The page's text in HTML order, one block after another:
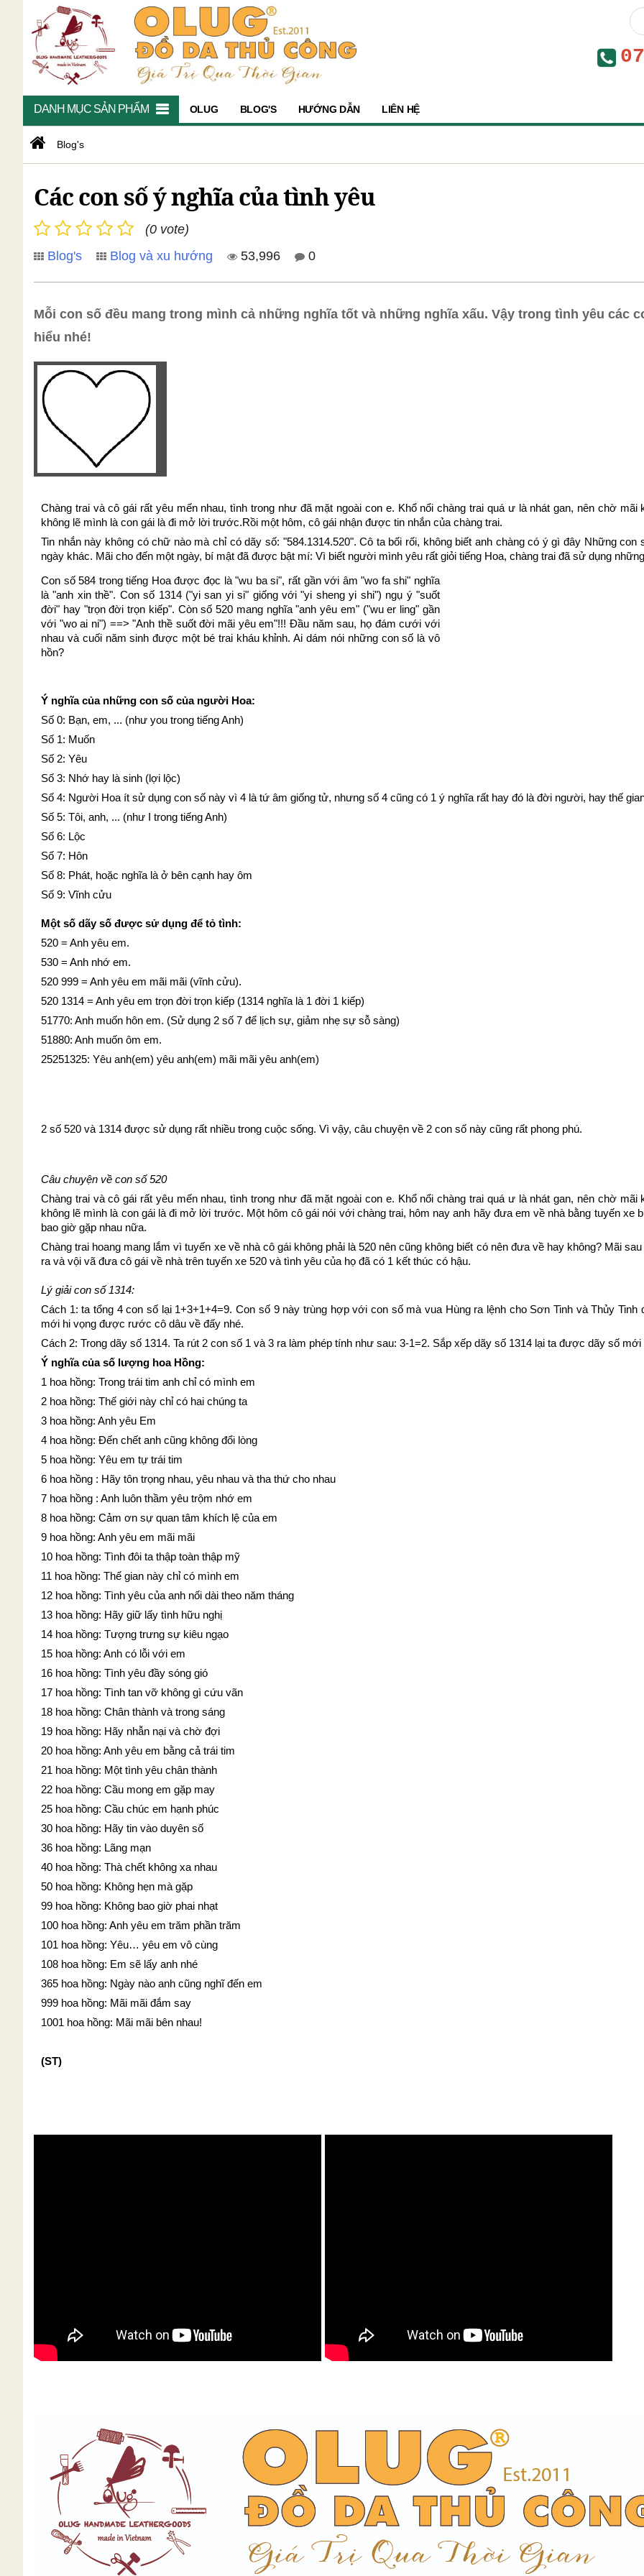
DANH MỤC SẢN PHẨM OLUG BLOG'S HƯỚNG DẪN LIÊN HỆ
Blog's
Các con số ý nghĩa của tình yêu
(0 vote)
Blog's
Blog và xu hướng 53,996 0
Mỗi con số đều mang trong mình cả những nghĩa tốt và những nghĩa xấu. Vậy trong tình yêu các
hiểu nhé!
Chàng trai và cô gái rất yêu mến nhau, tình trong như đã mặt ngoài con e. Khổ nổi chàng trai quá ư là nhát gan, nên chờ
không lẽ mình là con gái là đi mở lời trước.Rồi một hôm, cô gái nhận được tin nhắn của chàng trai.
Tin nhắn này không có chữ nào mà chỉ có dãy số: "584.1314.520". Cô ta bối rối, không biết anh chàng có ý gì đây Những
ngày khác. Mãi cho đến một ngày, bí mật đã được bật mí: Vì biết người mình yêu rất giỏi tiếng Hoa, chàng trai đã sử dụng
Con số 584 trong tiếng Hoa được đọc là "wu ba si", rất gần với âm "wo fa shi" nghĩa
là "anh xin thề". Con số 1314 ("yi san yi si" giống với "yi sheng yi shi") ngụ ý "suốt
đời" hay "trọn đời trọn kiếp". Còn số 520 mang nghĩa "anh yêu em" ("wu er ling" gần
với "wo ai ni") ==> "Anh thề suốt đời mãi yêu em"!!! Đầu năm sau, họ đám cưới với
nhau và cuối năm sinh được một bé trai kháu khỉnh. Ai dám nói những con số là vô
hồn?
Ý nghĩa của những con số của người Hoa:
Số 0: Bạn, em, ... (như you trong tiếng Anh)
Số 1: Muốn
Số 2: Yêu
Số 3: Nhớ hay là sinh (lợi lộc)
Số 4: Người Hoa ít sử dụng con số này vì 4 là tứ âm giống tử, nhưng số 4 cũng có 1 ý nghĩa rất hay đó là đời người, hay thế
Số 5: Tôi, anh, ... (như I trong tiếng Anh)
Số 6: Lộc
Số 7: Hôn
Số 8: Phát, hoặc nghĩa là ở bên cạnh hay ôm
Số 9: Vĩnh cửu
Một số dãy số được sử dụng để tỏ tình:
520 = Anh yêu em.
530 = Anh nhớ em.
520 999 = Anh yêu em mãi mãi (vĩnh cửu).
520 1314 = Anh yêu em trọn đời trọn kiếp (1314 nghĩa là 1 đời 1 kiếp)
51770: Anh muốn hôn em. (Sử dụng 2 số 7 để lịch sự, giảm nhẹ sự sỗ sàng)
51880: Anh muốn ôm em.
25251325: Yêu anh(em) yêu anh(em) mãi mãi yêu anh(em)
2 số 520 và 1314 được sử dụng rất nhiều trong cuộc sống. Vì vậy, câu chuyện về 2 con số này cũng rất phong phú.
Câu chuyện về con số 520
Chàng trai và cô gái rất yêu mến nhau, tình trong như đã mặt ngoài con e. Khổ nổi chàng trai quá ư là nhát gan, nên chờ
không lẽ mình là con gái là đi mở lời trước. Một hôm cô gái nói với chàng trai, hôm nay anh hãy đưa em về nhà bằng tuyến xe
bao giờ gặp nhau nữa.
Chàng trai hoang mang lắm vì tuyến xe về nhà cô gái không phải là 520 nên cũng không biết có nên đưa về hay không? Mãi
ra và vội vã đưa cô gái về nhà trên tuyến xe 520 và tình yêu của họ đã có 1 kết thúc có hậu.
Lý giải con số 1314:
Cách 1: ta tổng 4 con số lại 1+3+1+4=9. Con số 9 này trùng hợp với con số mà vua Hùng ra lệnh cho Sơn Tinh và Thủy
mới hi vọng được rước cô dâu về đấy nhé.
Cách 2: Trong dãy số 1314. Ta rút 2 con số 1 và 3 ra làm phép tính như sau: 3-1=2. Sắp xếp dãy số 1314 lại ta được dãy số
Ý nghĩa của số lượng hoa Hồng:
1 hoa hồng: Trong trái tim anh chỉ có mình em
2 hoa hồng: Thế giới này chỉ có hai chúng ta
3 hoa hồng: Anh yêu Em
4 hoa hồng: Đến chết anh cũng không đổi lòng
5 hoa hồng: Yêu em tự trái tim
6 hoa hồng : Hãy tôn trọng nhau, yêu nhau và tha thứ cho nhau
7 hoa hồng : Anh luôn thầm yêu trộm nhớ em
8 hoa hồng: Cảm ơn sự quan tâm khích lệ của em
9 hoa hồng: Anh yêu em mãi mãi
10 hoa hồng: Tình đôi ta thập toàn thập mỹ
11 hoa hồng: Thế gian này chỉ có mình em
12 hoa hồng: Tình yêu của anh nối dài theo năm tháng
13 hoa hồng: Hãy giữ lấy tình hữu nghị
14 hoa hồng: Tượng trưng sự kiêu ngạo
15 hoa hồng: Anh có lỗi với em
16 hoa hồng: Tình yêu đầy sóng gió
17 hoa hồng: Tình tan vỡ không gì cứu vãn
18 hoa hồng: Chân thành và trong sáng
19 hoa hồng: Hãy nhẫn nại và chờ đợi
20 hoa hồng: Anh yêu em bằng cả trái tim
21 hoa hồng: Một tình yêu chân thành
22 hoa hồng: Cầu mong em gặp may
25 hoa hồng: Cầu chúc em hạnh phúc
30 hoa hồng: Hãy tin vào duyên số
36 hoa hồng: Lãng mạn
40 hoa hồng: Thà chết không xa nhau
50 hoa hồng: Không hẹn mà gặp
99 hoa hồng: Không bao giờ phai nhạt
100 hoa hồng: Anh yêu em trăm phần trăm
101 hoa hồng: Yêu… yêu em vô cùng
108 hoa hồng: Em sẽ lấy anh nhé
365 hoa hồng: Ngày nào anh cũng nghĩ đến em
999 hoa hồng: Mãi mãi đắm say
1001 hoa hồng: Mãi mãi bên nhau!
(ST)